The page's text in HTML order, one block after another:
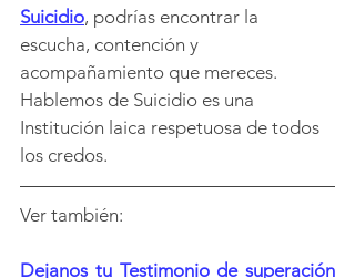
Suicidio, podrías encontrar la
escucha, contención y
acompañamiento que mereces.
Hablemos de Suicidio es una
Institución laica respetuosa de todos
los credos.
Ver también:
Dejanos tu Testimonio de superación